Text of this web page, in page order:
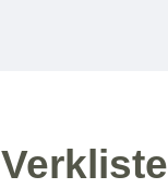
Verkliste